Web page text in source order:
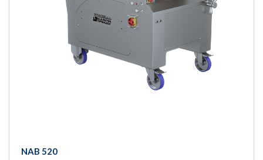
NAB 520